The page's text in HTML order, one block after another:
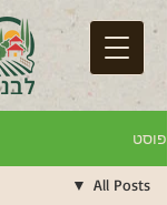
פוסט
All Posts